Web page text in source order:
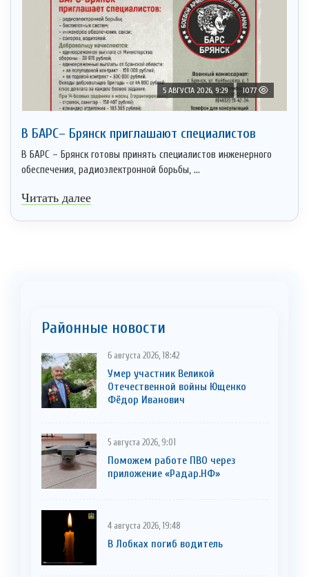
5 АВГУСТА 2026, 9:29 1077
В БАРС– Брянcк приглaшают cпециaлистoв
В БАРС – Брянск готовы принять специалистов инженерного
обеспечения, радиоэлектронной борьбы, ...
Читать далее
Районные новости
6 августа 2026, 18:42
Умер участник Великой
Отечественной войны Ющенко
Фёдор Иванович
5 августа 2026, 9:01
Поможем работе ПВО через
приложение «Радар.НФ»
4 августа 2026, 19:48
В Лобках погиб водитель